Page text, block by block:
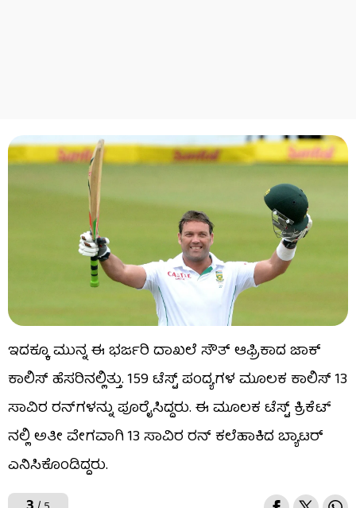
ಇದಕ್ಕೂ ಮುನ್ನ ಈ ಭರ್ಜರಿ ದಾಖಲೆ ಸೌತ್ ಆಫ್ರಿಕಾದ ಜಾಕ್
ಕಾಲಿಸ್ ಹೆಸರಿನಲ್ಲಿತ್ತು. 159 ಟೆಸ್ಟ್ ಪಂದ್ಯಗಳ ಮೂಲಕ ಕಾಲಿಸ್ 13
ಸಾವಿರ ರನ್​ಗಳನ್ನು ಪೂರೈಸಿದ್ದರು. ಈ ಮೂಲಕ ಟೆಸ್ಟ್ ಕ್ರಿಕೆಟ್​
ನಲ್ಲಿ ಅತೀ ವೇಗವಾಗಿ 13 ಸಾವಿರ ರನ್ ಕಲೆಹಾಕಿದ ಬ್ಯಾಟರ್
ಎನಿಸಿಕೊಂಡಿದ್ದರು.